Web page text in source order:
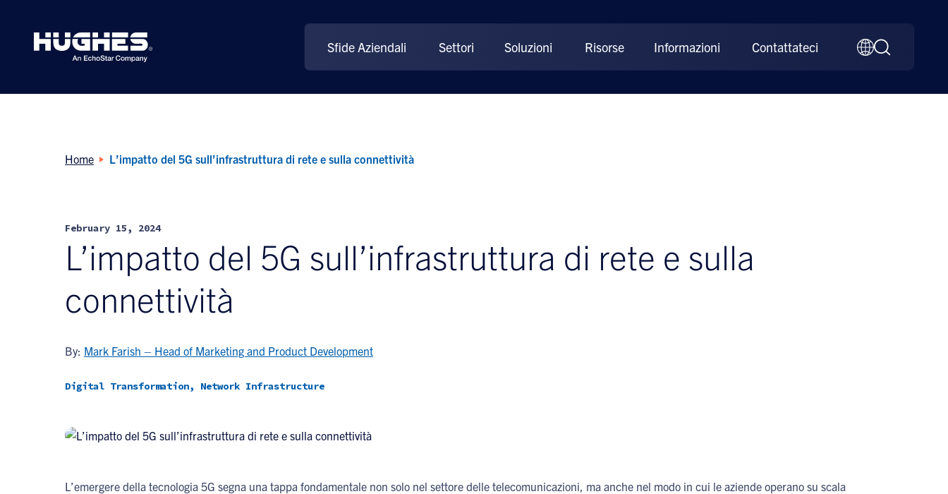
Sfide Aziendali Settori Soluzioni Risorse Informazioni Contattateci
Home L’impatto del 5G sull’infrastruttura di rete e sulla connettività
February 15, 2024
L’impatto del 5G sull’infrastruttura di rete e sulla
connettività
By: Mark Farish – Head of Marketing and Product Development
Digital Transformation, Network Infrastructure
L’emergere della tecnologia 5G segna una tappa fondamentale non solo nel settore delle telecomunicazioni, ma anche nel modo in cui le aziende operano su scala